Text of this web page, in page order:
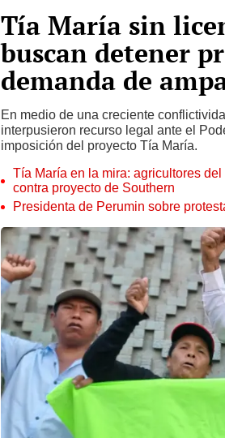
Tía María sin
buscan detener
demanda de
En medio de una creciente
interpusieron recurso legal ante el
imposición del proyecto Tía María.
Tía María en la mira: agricultores
contra proyecto de Southern
Presidenta de Perumin sobre